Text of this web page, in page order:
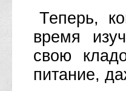
Теперь,
время
свою
питание,